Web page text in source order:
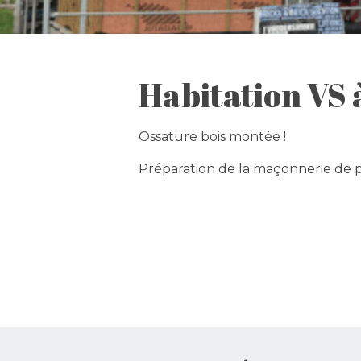
Habitation VS
Ossature bois montée !
Préparation de la maçonnerie de